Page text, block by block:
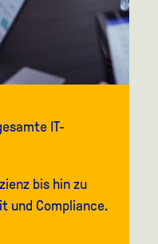
IT-
bis hin zu
und Compliance.